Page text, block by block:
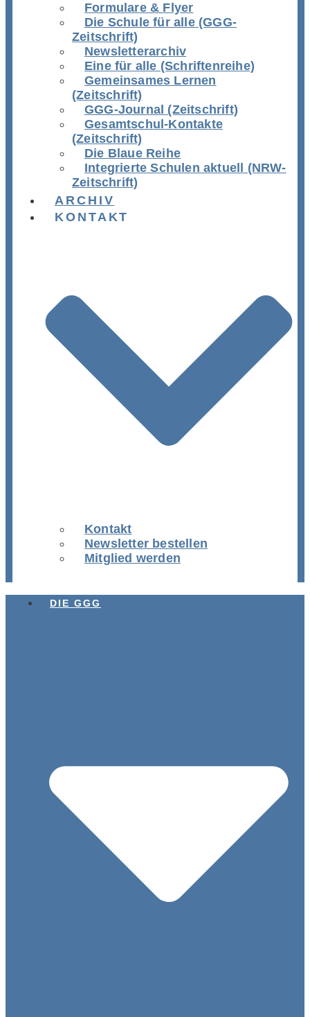
Formulare & Flyer
Die Schule für alle (GGG-
Zeitschrift)
Newsletterarchiv
Eine für alle (Schriftenreihe)
Gemeinsames Lernen
(Zeitschrift)
GGG-Journal (Zeitschrift)
Gesamtschul-Kontakte
(Zeitschrift)
Die Blaue Reihe
Integrierte Schulen aktuell (NRW-
Zeitschrift)
ARCHIV
KONTAKT
Kontakt
Newsletter bestellen
Mitglied werden
DIE GGG